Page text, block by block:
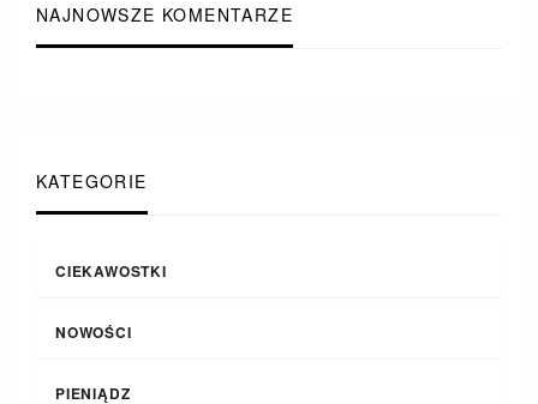
NAJNOWSZE KOMENTARZE
KATEGORIE
CIEKAWOSTKI
NOWOŚCI
PIENIĄDZ